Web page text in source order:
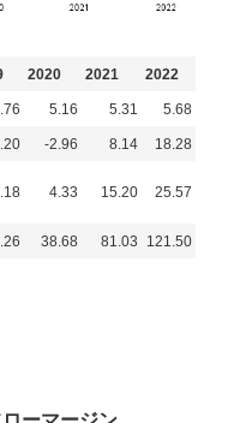
2020 2021 2022
5.16 5.31 5.68
-2.96 8.14 18.28
4.33 15.20 25.57
38.68 81.03 121.50
ーマージン